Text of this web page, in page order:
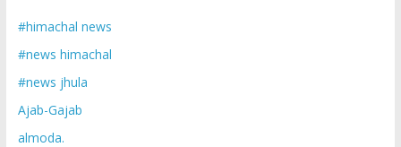
#himachal news
#news himachal
#news jhula
Ajab-Gajab
almoda.